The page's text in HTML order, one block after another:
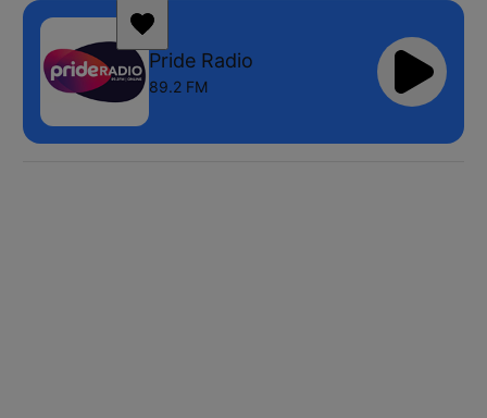
Pride Radio
89.2 FM